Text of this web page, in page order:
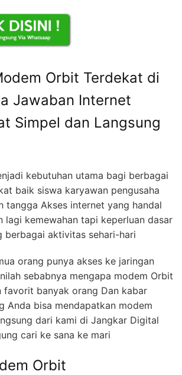
Orbit Terdekat di
Jawaban Internet
Simpel dan Langsung
kebutuhan utama bagi berbagai
baik siswa karyawan pengusaha
tangga Akses internet yang handal
lagi kemewahan tapi keperluan dasar
berbagai aktivitas sehari-hari
orang punya akses ke jaringan
sebabnya mengapa modem Orbit
favorit banyak orang Dan kabar
Anda bisa mendapatkan modem
dari kami di Jangkar Digital
cari ke sana ke mari
Orbit